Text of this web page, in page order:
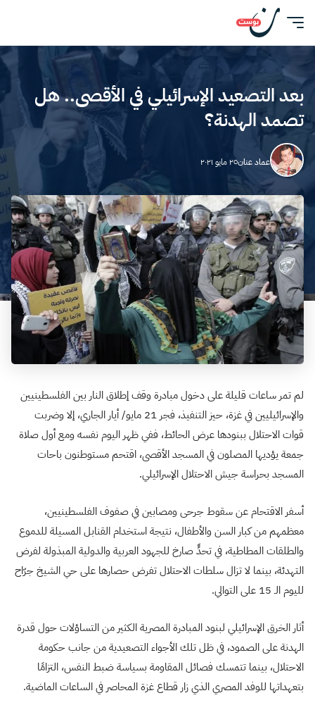
بعد التصعيد الإسرائيلي في الأقصى.. هل
تصمد الهدنة؟
عماد عنان٢٥ مايو ٢٠٢١
لم تمر ساعات قليلة على دخول مبادرة وقف إطلاق النار بين الفلسطينيين
والإسرائيليين في غزة، حيز التنفيذ، فجر 21 مايو/ أيار الجاري، إلا وضربت
قوات الاحتلال ببنودها عرض الحائط، ففي ظهر اليوم نفسه ومع أول صلاة
جمعة يؤديها المصلون في المسجد الأقصى، اقتحم مستوطنون باحات
المسجد بحراسة جيش الاحتلال الإسرائيلي.
أسفر الاقتحام عن سقوط جرحى ومصابين في صفوف الفلسطينيين،
معظمهم من كبار السن والأطفال، نتيجة استخدام القنابل المسيلة للدموع
والطلقات المطاطية، في تحدٍّ صارخ للجهود العربية والدولية المبذولة لفرض
التهدئة، بينما لا تزال سلطات الاحتلال تفرض حصارها على حي الشيخ جرّاح
لليوم الـ 15 على التوالي.
أثار الخرق الإسرائيلي لبنود المبادرة المصرية الكثير من التساؤلات حول قدرة
الهدنة على الصمود، في ظل تلك الأجواء التصعيدية من جانب حكومة
الاحتلال، بينما تتمسك فصائل المقاومة بسياسة ضبط النفس، التزامًا
بتعهداتها للوفد المصري الذي زار قطاع غزة المحاصر في الساعات الماضية.